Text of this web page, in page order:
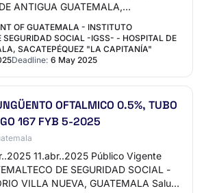
ANTIGUA GUATEMALA,
OF GUATEMALA - INSTITUTO
SEGURIDAD SOCIAL -IGSS- - HOSPITAL DE
SACATEPÉQUEZ "LA CAPITANÍA"
Deadline: 6 May 2025
OFTALMICO 0.5%, TUBO
167 FYB 5-2025
11.abr..2025 Público Vigente
DE SEGURIDAD SOCIAL -
VILLA NUEVA, GUATEMALA Salud